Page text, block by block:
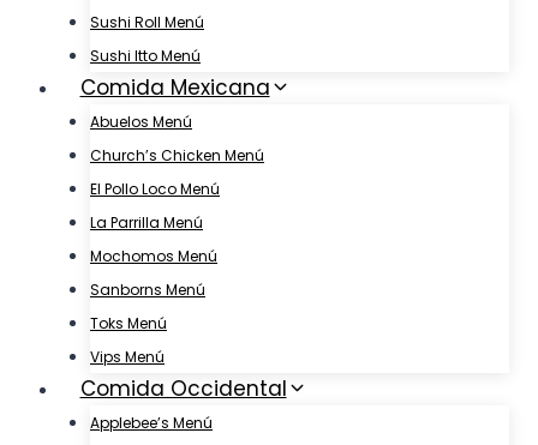
Sushi Roll Menú
Sushi Itto Menú
Comida Mexicana
Abuelos Menú
Church’s Chicken Menú
El Pollo Loco Menú
La Parrilla Menú
Mochomos Menú
Sanborns Menú
Toks Menú
Vips Menú
Comida Occidental
Applebee’s Menú